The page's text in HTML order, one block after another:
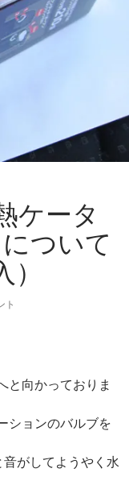
ケータ
ついて
ト
と向かっておりま
ションのバルブを
音がしてようやく水